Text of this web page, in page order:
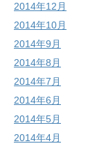
2014年12月
2014年10月
2014年9月
2014年8月
2014年7月
2014年6月
2014年5月
2014年4月